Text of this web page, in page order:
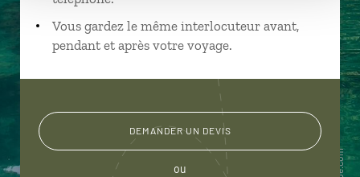
Vous gardez le même interlocuteur avant,
pendant et après votre voyage.
DEMANDER UN DEVIS
ou